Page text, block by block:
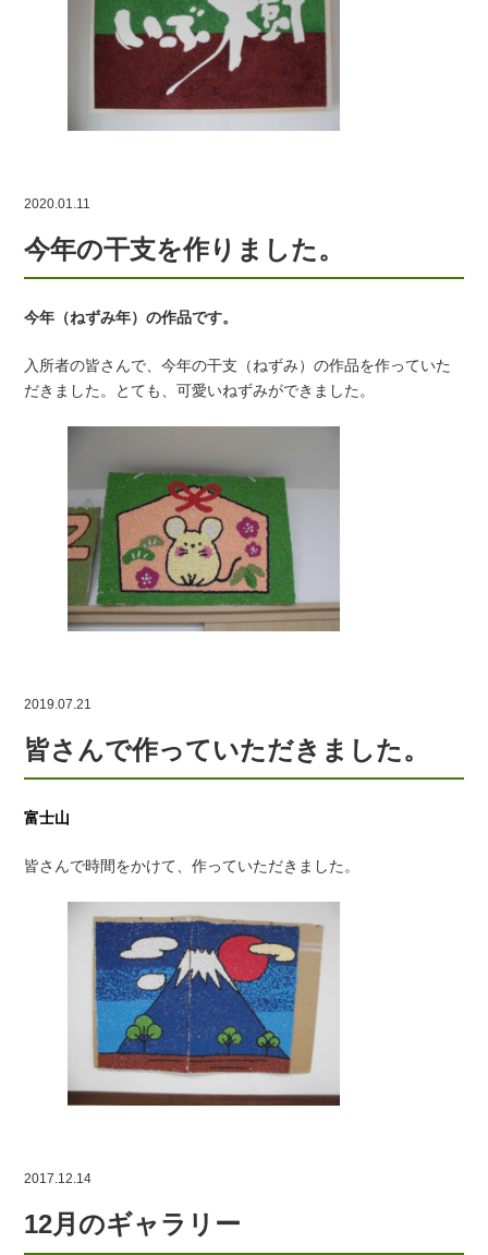
2020.01.11
今年の干支を作りました。
今年（ねずみ年）の作品です。
入所者の皆さんで、今年の干支（ねずみ）の作品を作っていた
だきました。とても、可愛いねずみができました。
2019.07.21
皆さんで作っていただきました。
富士山
皆さんで時間をかけて、作っていただきました。
2017.12.14
12月のギャラリー